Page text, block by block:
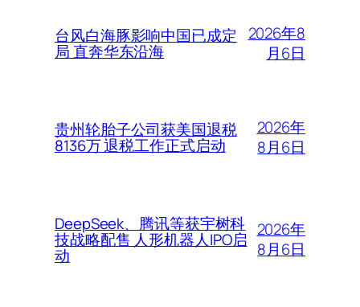
台风白海豚影响中国已成定
局 直奔华东沿海
2026年8
月6日
贵州轮胎子公司获美国退税
8136万 退税工作正式启动
2026年
8月6日
DeepSeek、腾讯等获宇树科
技战略配售 人形机器人IPO启
动
2026年
8月6日